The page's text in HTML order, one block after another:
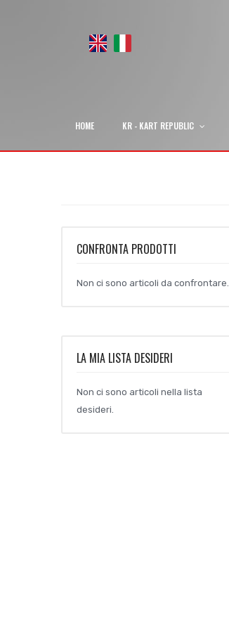
HOME KR - KART REPUBLIC
CONFRONTA PRODOTTI
Non ci sono articoli da confrontare.
LA MIA LISTA DESIDERI
Non ci sono articoli nella lista
desideri.